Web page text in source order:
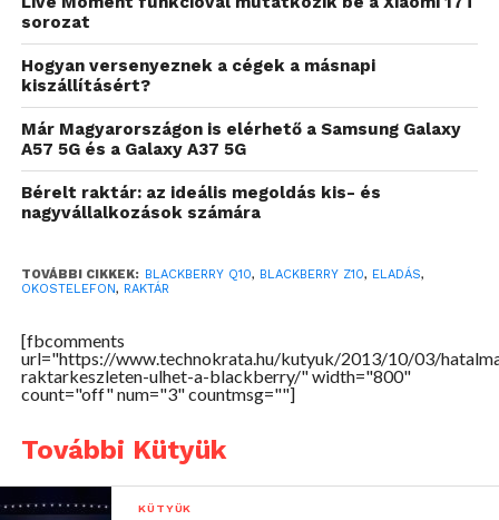
sorozat
Hogyan versenyeznek a cégek a másnapi
kiszállításért?
Már Magyarországon is elérhető a Samsung Galaxy
A57 5G és a Galaxy A37 5G
Bérelt raktár: az ideális megoldás kis- és
nagyvállalkozások számára
TOVÁBBI CIKKEK: BLACKBERRY Q10, BLACKBERRY Z10, ELADÁS,
OKOSTELEFON, RAKTÁR
[fbcomments
url="https://www.technokrata.hu/kutyuk/2013/10/03/
raktarkeszleten-ulhet-a-blackberry/" width="800"
count="off" num="3" countmsg=""]
További Kütyük
KÜTYÜK